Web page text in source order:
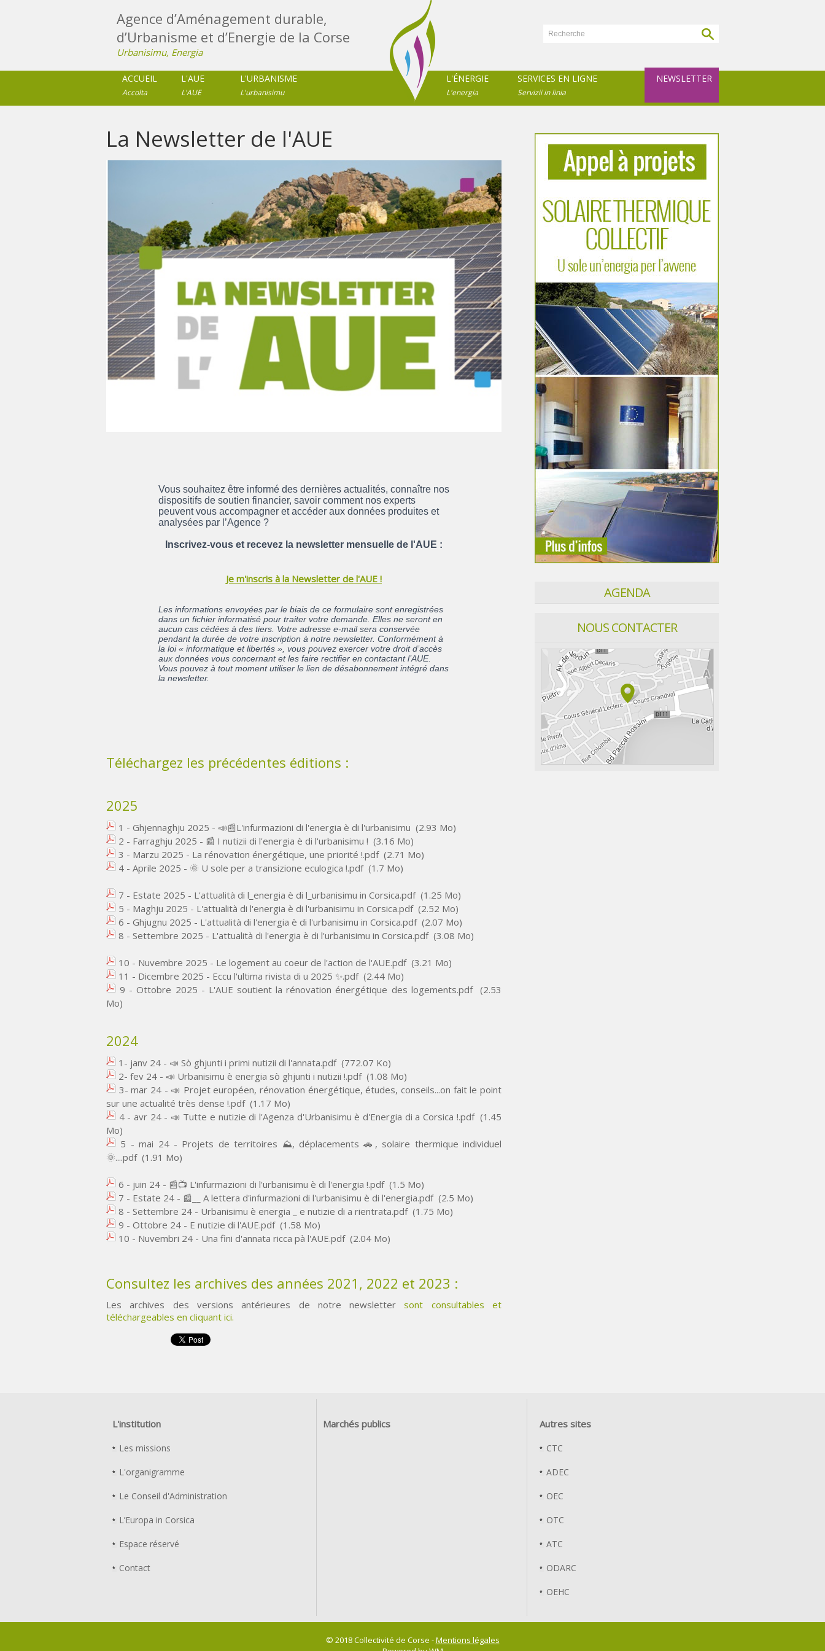
Agence d’Aménagement durable,
d’Urbanisme et d’Energie de la Corse
Urbanisimu, Energia
ACCUEIL
Accolta
L'AUE
L'AUE
L'URBANISME
L'urbanisimu
L'ÉNERGIE
L'energia
SERVICES EN LIGNE
Servizii in linia
NEWSLETTER
La Newsletter de l'AUE
Vous souhaitez être informé des dernières actualités, connaître nos
dispositifs de soutien financier, savoir comment nos experts
peuvent vous accompagner et accéder aux données produites et
analysées par l’Agence ?
Inscrivez-vous et recevez la newsletter mensuelle de l'AUE :
Je m'inscris à la Newsletter de l'AUE !
Les informations envoyées par le biais de ce formulaire sont enregistrées
dans un fichier informatisé pour traiter votre demande. Elles ne seront en
aucun cas cédées à des tiers. Votre adresse e-mail sera conservée
pendant la durée de votre inscription à notre newsletter. Conformément à
la loi « informatique et libertés », vous pouvez exercer votre droit d’accès
aux données vous concernant et les faire rectifier en contactant l’AUE.
Vous pouvez à tout moment utiliser le lien de désabonnement intégré dans
la newsletter.
Téléchargez les précédentes éditions :
2025
1 - Ghjennaghju 2025 - 📣📰L'infurmazioni di l'energia è di l'urbanisimu (2.93 Mo)
2 - Farraghju 2025 - 📰 I nutizii di l'energia è di l'urbanisimu ! (3.16 Mo)
3 - Marzu 2025 - La rénovation énergétique, une priorité !.pdf (2.71 Mo)
4 - Aprile 2025 - 🌞 U sole per a transizione eculogica !.pdf (1.7 Mo)
7 - Estate 2025 - L'attualità di l_energia è di l_urbanisimu in Corsica.pdf (1.25 Mo)
5 - Maghju 2025 - L'attualità di l'energia è di l'urbanisimu in Corsica.pdf (2.52 Mo)
6 - Ghjugnu 2025 - L'attualità di l'energia è di l'urbanisimu in Corsica.pdf (2.07 Mo)
8 - Settembre 2025 - L'attualità di l'energia è di l'urbanisimu in Corsica.pdf (3.08 Mo)
10 - Nuvembre 2025 - Le logement au coeur de l'action de l'AUE.pdf (3.21 Mo)
11 - Dicembre 2025 - Eccu l'ultima rivista di u 2025 ✨.pdf (2.44 Mo)
9 - Ottobre 2025 - L'AUE soutient la rénovation énergétique des logements.pdf
(2.53
Mo)
2024
1- janv 24 - 📣 Sò ghjunti i primi nutizii di l'annata.pdf (772.07 Ko)
2- fev 24 - 📣 Urbanisimu è energia sò ghjunti i nutizii !.pdf (1.08 Mo)
3- mar 24 - 📣 Projet européen, rénovation énergétique, études, conseils...on fait le point
sur une actualité très dense !.pdf (1.17 Mo)
4 - avr 24 - 📣 Tutte e nutizie di l'Agenza d'Urbanisimu è d'Energia di a Corsica !.pdf (1.45
Mo)
5 - mai 24 - Projets de territoires ⛰️, déplacements 🚗, solaire thermique individuel
🌞....pdf (1.91 Mo)
6 - juin 24 - 📰​📺​ L'infurmazioni di l'urbanisimu è di l'energia !.pdf (1.5 Mo)
7 - Estate 24 - 📰__ A lettera d'infurmazioni di l'urbanisimu è di l'energia.pdf (2.5 Mo)
8 - Settembre 24 - Urbanisimu è energia _ e nutizie di a rientrata.pdf (1.75 Mo)
9 - Ottobre 24 - E nutizie di l'AUE.pdf (1.58 Mo)
10 - Nuvembri 24 - Una fini d'annata ricca pà l'AUE.pdf (2.04 Mo)
Consultez les archives des années 2021, 2022 et 2023 :
Les archives des versions antérieures de notre newslettersont consultables et
téléchargeables en cliquant ici.
AGENDA
NOUS CONTACTER
L'institution
Les missions
L'organigramme
Le Conseil d'Administration
L’Europa in Corsica
Espace réservé
Contact
Marchés publics Autres sites
CTC
ADEC
OEC
OTC
ATC
ODARC
OEHC
© 2018 Collectivité de Corse -Mentions légales